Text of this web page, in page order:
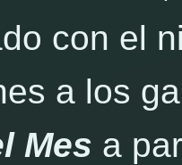
con el
a los
Mes a